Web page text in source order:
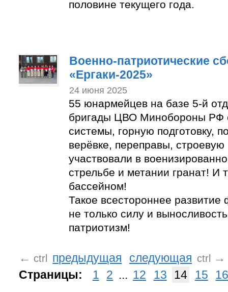
половине текущего года.
Военно-патриотические
«Ергаки-2025»
24 июня 2025
55 юнармейцев на базе 5-й
бригады ЦВО Минобороны РФ
системы, горную подготовку,
верёвке, переправы, строевую
участвовали в
стрельбе и метании гранат! И
бассейном!
Такое всестороннее развитие
не только силу и
патриотизм!
← ctrl предыдущая следующая ctrl
→
Страницы:
1 2 ... 12 13 14 15